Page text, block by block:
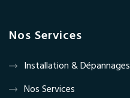
Nos Services
Installation & Dépannages
Nos Services